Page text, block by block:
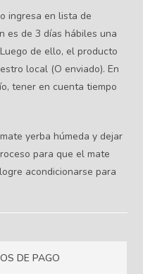
ingresa en lista de
es de 3 días hábiles una
de ello, el producto
local (O enviado). En
tener en cuenta tiempo
yerba húmeda y dejar
para que el mate
acondicionarse para
DE PAGO